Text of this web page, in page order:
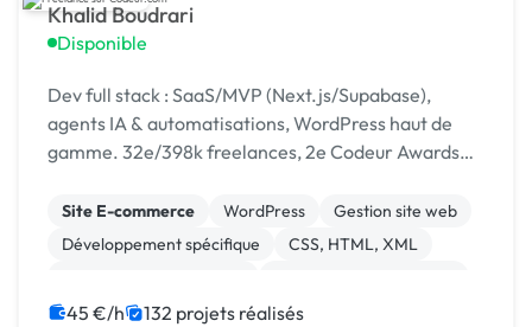
Khalid Boudrari
Disponible
Dev full stack : SaaS/MVP (Next.js/Supabase),
agents IA & automatisations, WordPress haut de
gamme. 32e/398k freelances, 2e Codeur Awards
Site E-commerce WordPress
Gestion site web
Développement spécifique
CSS, HTML, XML
JavaScript
SaaS API
45 €/h 132 projets réalisés